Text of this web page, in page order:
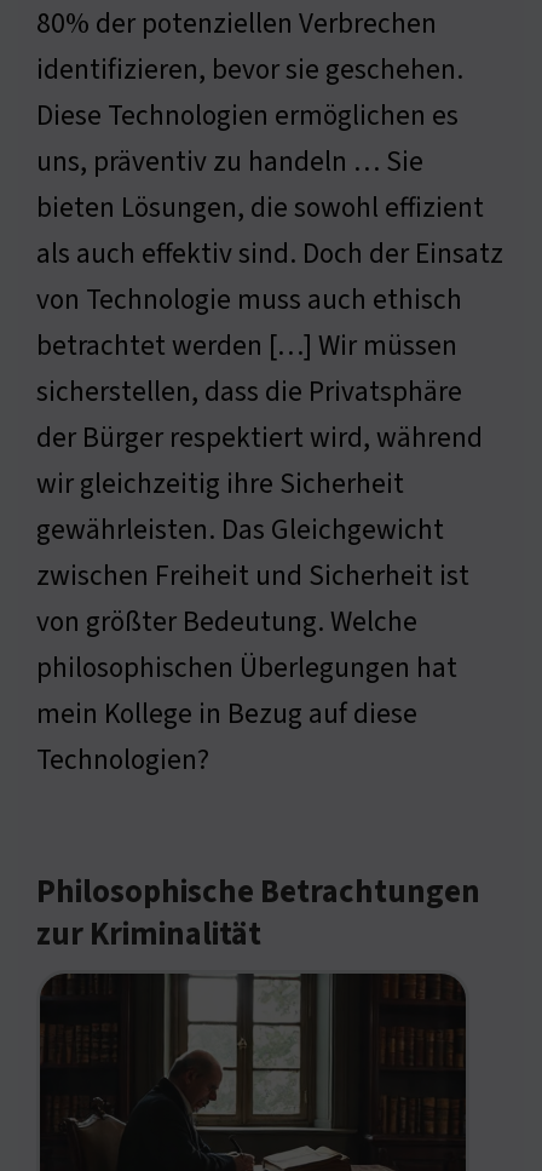
80% der potenziellen Verbrechen
identifizieren, bevor sie geschehen.
Diese Technologien ermöglichen es
uns, präventiv zu handeln … Sie
bieten Lösungen, die sowohl effizient
als auch effektiv sind. Doch der Einsatz
von Technologie muss auch ethisch
betrachtet werden […] Wir müssen
sicherstellen, dass die Privatsphäre
der Bürger respektiert wird, während
wir gleichzeitig ihre Sicherheit
gewährleisten. Das Gleichgewicht
zwischen Freiheit und Sicherheit ist
von größter Bedeutung. Welche
philosophischen Überlegungen hat
mein Kollege in Bezug auf diese
Technologien?
Philosophische Betrachtungen
zur Kriminalität